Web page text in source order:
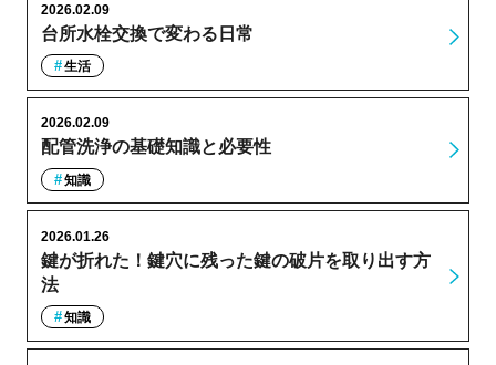
台所水栓交換で変わる日常
2026.02.09
生活
配管洗浄の基礎知識と必要性
2026.02.09
知識
鍵が折れた！鍵穴に残った鍵の破片を取り出す方
法
2026.01.26
知識